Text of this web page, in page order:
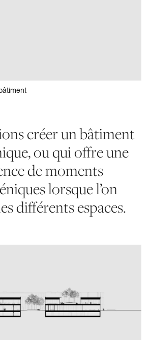
créer un bâtiment
ou qui offre une
de moments
lorsque l’on
différents espaces.